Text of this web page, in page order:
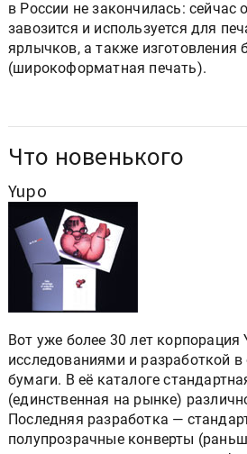
в России не закончилась: сейчас
завозится и используется для
ярлычков, а также изготовления
(широкоформатная печать).
Что новенького
Yupo
Вот уже более 30 лет корпорация
исследованиями и разработкой в
бумаги. В её каталоге
(единственная на рынке)
Последняя разработка —
полупрозрачные конверты